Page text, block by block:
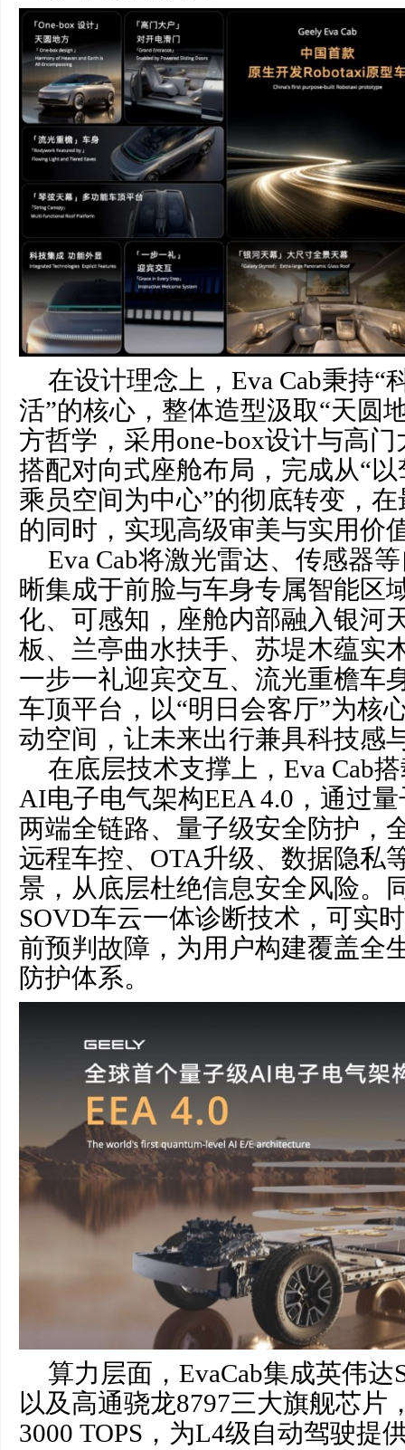
在设计理念上，Eva Cab秉持“
活”的核心，整体造型汲取“天圆
方哲学，采用one-box设计与高
搭配对向式座舱布局，完成从“
乘员空间为中心”的彻底转变，
的同时，实现高级审美与实用价
Eva Cab将激光雷达、传感器
晰集成于前脸与车身专属智能区
化、可感知，座舱内部融入银河
板、兰亭曲水扶手、苏堤木蕴实
一步一礼迎宾交互、流光重檐车
车顶平台，以“明日会客厅”为核
动空间，让未来出行兼具科技感
在底层技术支撑上，Eva Cab
AI电子电气架构EEA 4.0，通过
两端全链路、量子级安全防护，
远程车控、OTA升级、数据隐私
景，从底层杜绝信息安全风险。
SOVD车云一体诊断技术，可实
前预判故障，为用户构建覆盖全
防护体系。
算力层面，EvaCab集成英伟达
以及高通骁龙8797三大旗舰芯片
3000 TOPS，为L4级自动驾驶提